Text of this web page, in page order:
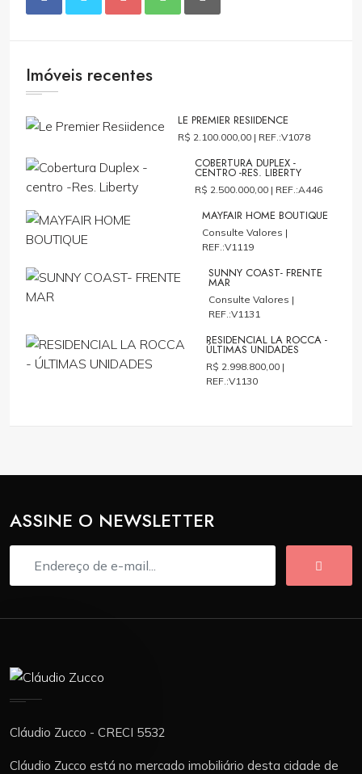
Imóveis recentes
LE PREMIER RESIIDENCE
R$ 2.100.000,00 | REF.:V1078
COBERTURA DUPLEX -
CENTRO -RES. LIBERTY
R$ 2.500.000,00 | REF.:A446
MAYFAIR HOME BOUTIQUE
Consulte Valores |
REF.:V1119
SUNNY COAST- FRENTE
MAR
Consulte Valores |
REF.:V1131
RESIDENCIAL LA ROCCA -
ÚLTIMAS UNIDADES
R$ 2.998.800,00 |
REF.:V1130
ASSINE O NEWSLETTER
Cláudio Zucco - CRECI 5532
Cláudio Zucco está no mercado imobiliário desta cidade de